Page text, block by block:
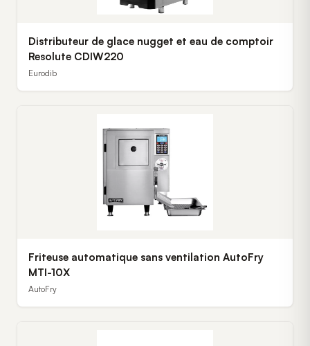
Distributeur de glace nugget et eau de comptoir
Resolute CDIW220
Eurodib
Friteuse automatique sans ventilation AutoFry
MTI-10X
AutoFry